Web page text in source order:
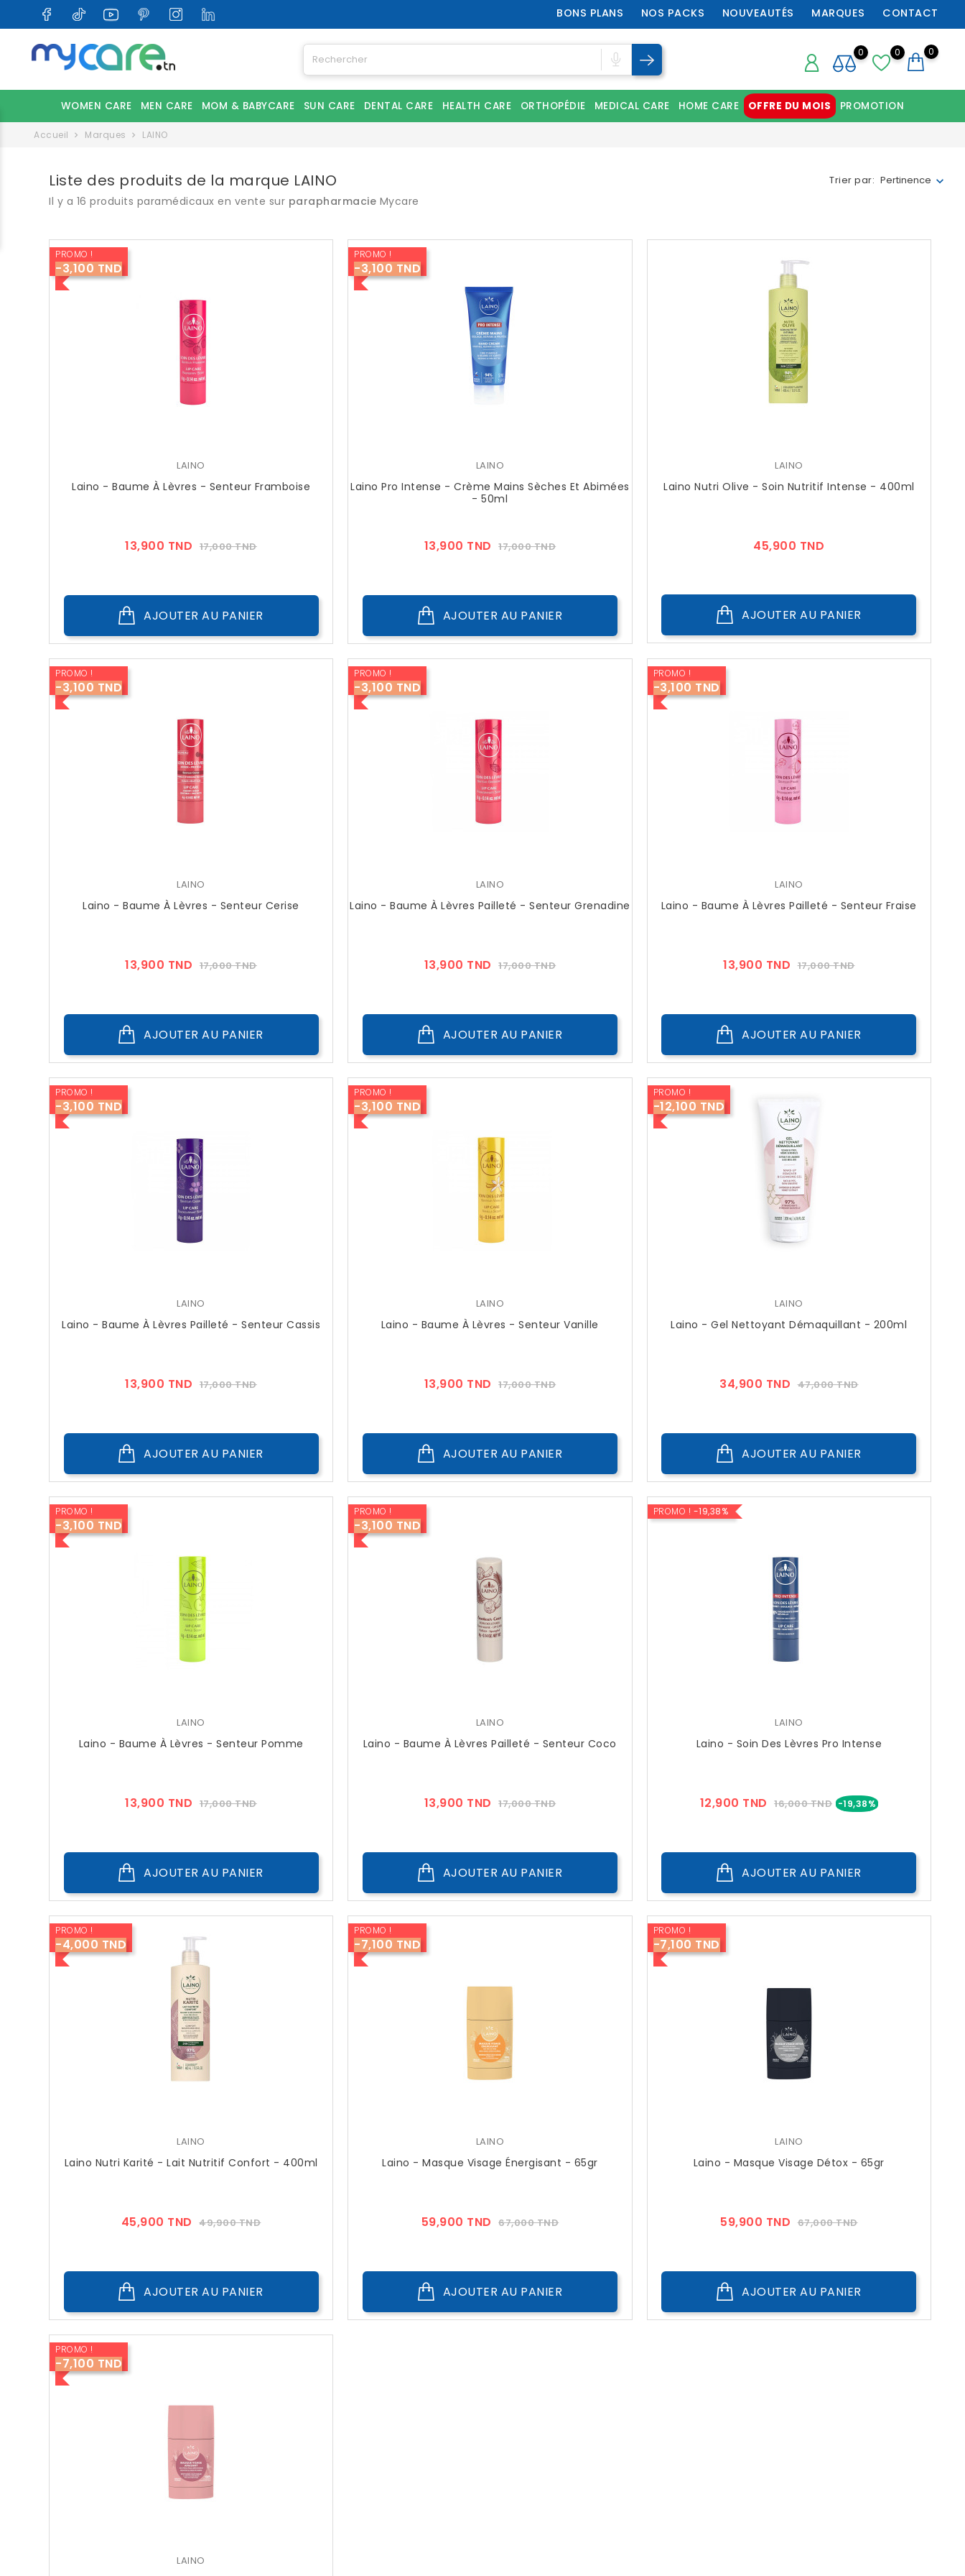
BONS PLANS NOS PACKS NOUVEAUTÉS MARQUES CONTACT
0 0
0
WOMEN CARE MEN CARE MOM & BABYCARE SUN CARE DENTAL CARE HEALTH CARE ORTHOPÉDIE MEDICAL CARE HOME CARE OFFRE DU MOIS PROMOTION
Accueil Marques LAINO
Liste des produits de la marque LAINO
Il y a 16 produits paramédicaux en vente sur parapharmacie Mycare
Trier par: Pertinence
PROMO !
-3,100 TND
LAINO
Laino - Baume À Lèvres - Senteur Framboise
13,900 TND Prix
17,000 TNDPrix
AJOUTER AU PANIER
PROMO !
-3,100 TND
LAINO
Laino Pro Intense - Crème Mains Sèches Et Abimées
- 50ml
13,900 TND Prix
17,000 TNDPrix
AJOUTER AU PANIER
LAINO
Laino Nutri Olive - Soin Nutritif Intense - 400ml
45,900 TND
AJOUTER AU PANIER
PROMO !
-3,100 TND
LAINO
Laino - Baume À Lèvres - Senteur Cerise
13,900 TND Prix
17,000 TNDPrix
AJOUTER AU PANIER
PROMO !
-3,100 TND
LAINO
Laino - Baume À Lèvres Pailleté - Senteur Grenadine
13,900 TND Prix
17,000 TNDPrix
AJOUTER AU PANIER
PROMO !
-3,100 TND
LAINO
Laino - Baume À Lèvres Pailleté - Senteur Fraise
13,900 TND Prix
17,000 TNDPrix
AJOUTER AU PANIER
PROMO !
-3,100 TND
LAINO
Laino - Baume À Lèvres Pailleté - Senteur Cassis
13,900 TND Prix
17,000 TNDPrix
AJOUTER AU PANIER
PROMO !
-3,100 TND
LAINO
Laino - Baume À Lèvres - Senteur Vanille
13,900 TND Prix
17,000 TNDPrix
AJOUTER AU PANIER
PROMO !
-12,100 TND
LAINO
Laino - Gel Nettoyant Démaquillant - 200ml
34,900 TND Prix
47,000 TNDPrix
AJOUTER AU PANIER
PROMO !
-3,100 TND
LAINO
Laino - Baume À Lèvres - Senteur Pomme
13,900 TND Prix
17,000 TNDPrix
AJOUTER AU PANIER
PROMO !
-3,100 TND
LAINO
Laino - Baume À Lèvres Pailleté - Senteur Coco
13,900 TND Prix
17,000 TNDPrix
AJOUTER AU PANIER
PROMO ! -19,38%
LAINO
Laino - Soin Des Lèvres Pro Intense
12,900 TND Prix
16,000 TND -19,38%Prix
AJOUTER AU PANIER
PROMO !
-4,000 TND
LAINO
Laino Nutri Karité - Lait Nutritif Confort - 400ml
45,900 TND Prix
49,900 TNDPrix
AJOUTER AU PANIER
PROMO !
-7,100 TND
LAINO
Laino - Masque Visage Énergisant - 65gr
59,900 TND Prix
67,000 TNDPrix
AJOUTER AU PANIER
PROMO !
-7,100 TND
LAINO
Laino - Masque Visage Détox - 65gr
59,900 TND Prix
67,000 TNDPrix
AJOUTER AU PANIER
PROMO !
-7,100 TND
LAINO